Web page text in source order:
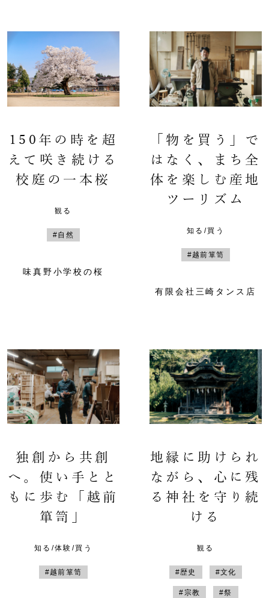
150年の時を超
えて咲き続ける
校庭の一本桜
観る
#自然
味真野小学校の桜
「物を買う」で
はなく、まち全
体を楽しむ産地
ツーリズム
知る/買う
#越前箪笥
有限会社三崎タンス店
独創から共創
へ。使い手とと
もに歩む「越前
箪笥」
知る/体験/買う
#越前箪笥
地縁に助けられ
ながら、心に残
る神社を守り続
ける
観る
#歴史 #文化
#宗教 #祭